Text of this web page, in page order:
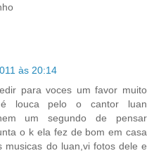
às 20:14
para voces um favor muito
é louca pelo o cantor luan
um segundo de pensar
o k ela fez de bom em casa
musicas do luan,vi fotos dele e